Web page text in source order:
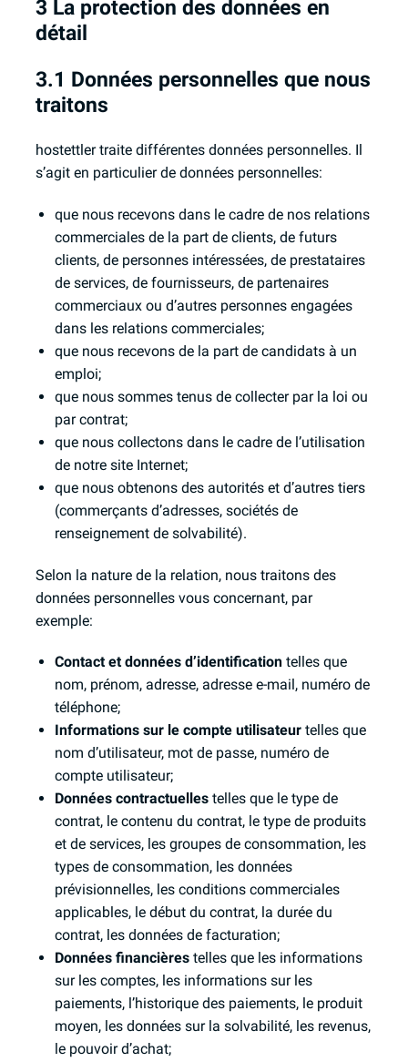
3 La protection des données en
détail
3.1 Données personnelles que nous
traitons
hostettler traite différentes données personnelles. Il
s’agit en particulier de données personnelles:
que nous recevons dans le cadre de nos relations
commerciales de la part de clients, de futurs
clients, de personnes intéressées, de prestataires
de services, de fournisseurs, de partenaires
commerciaux ou d’autres personnes engagées
dans les relations commerciales;
que nous recevons de la part de candidats à un
emploi;
que nous sommes tenus de collecter par la loi ou
par contrat;
que nous collectons dans le cadre de l’utilisation
de notre site Internet;
que nous obtenons des autorités et d’autres tiers
(commerçants d’adresses, sociétés de
renseignement de solvabilité).
Selon la nature de la relation, nous traitons des
données personnelles vous concernant, par
exemple:
Contact et données d’identificationtelles que
nom, prénom, adresse, adresse e-mail, numéro de
téléphone;
Informations sur le compte utilisateurtelles que
nom d’utilisateur, mot de passe, numéro de
compte utilisateur;
Données contractuellestelles que le type de
contrat, le contenu du contrat, le type de produits
et de services, les groupes de consommation, les
types de consommation, les données
prévisionnelles, les conditions commerciales
applicables, le début du contrat, la durée du
contrat, les données de facturation;
Données financièrestelles que les informations
sur les comptes, les informations sur les
paiements, l’historique des paiements, le produit
moyen, les données sur la solvabilité, les revenus,
le pouvoir d’achat;